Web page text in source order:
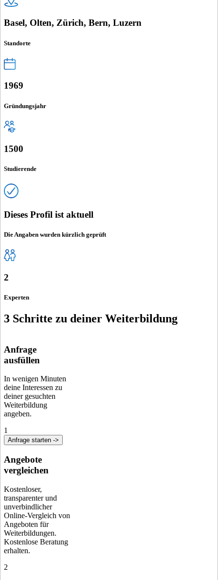
Basel, Olten, Zürich, Bern, Luzern
Standorte
1969
Gründungsjahr
1500
Studierende
Dieses Profil ist aktuell
Die Angaben wurden kürzlich geprüft
2
Experten
3 Schritte zu deiner Weiterbildung
Anfrage
ausfüllen
In wenigen Minuten
deine Interessen zu
deiner gesuchten
Weiterbildung
angeben.
1
Anfrage starten ->
Angebote
vergleichen
Kostenloser,
transparenter und
unverbindlicher
Online-Vergleich von
Angeboten für
Weiterbildungen.
Kostenlose Beratung
erhalten.
2